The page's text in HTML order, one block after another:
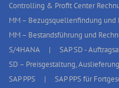
Controlling & Profit Center
MM – Bezugsquellenfindung und
MM – Bestandsführung und
S/4HANA
SAP SD -
SD – Preisgestaltung,
SAP PPS
SAP PPS für